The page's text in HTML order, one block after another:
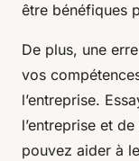
être bénéfiques
De plus, une
vos
l’entreprise.
l’entreprise et
pouvez aider à